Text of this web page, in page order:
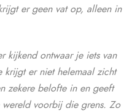
er geen vat op, alleen in
kijkend ontwaar je iets van
er niet helemaal zicht
zekere belofte in en geeft
voorbij die grens. Zo